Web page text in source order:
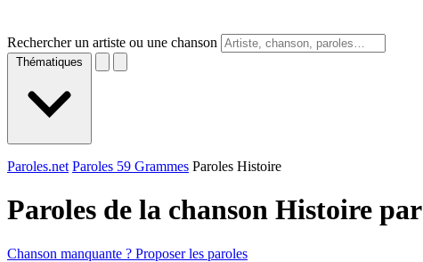
Rechercher un artiste ou une chanson
Thématiques
Paroles.net Paroles 59 Grammes Paroles Histoire
Paroles de la chanson Histoire par
Chanson manquante ? Proposer les paroles